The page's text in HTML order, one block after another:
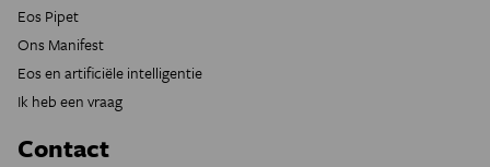
Eos Pipet
Ons Manifest
Eos en artificiële intelligentie
Ik heb een vraag
Contact